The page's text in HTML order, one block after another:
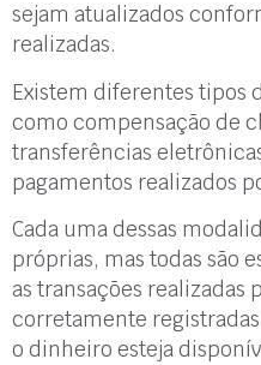
sejam atualizados
realizadas.
Existem diferentes tipos
como compensação de
transferências
pagamentos realizados
Cada uma dessas
próprias, mas todas são
as transações realizadas
corretamente
o dinheiro esteja